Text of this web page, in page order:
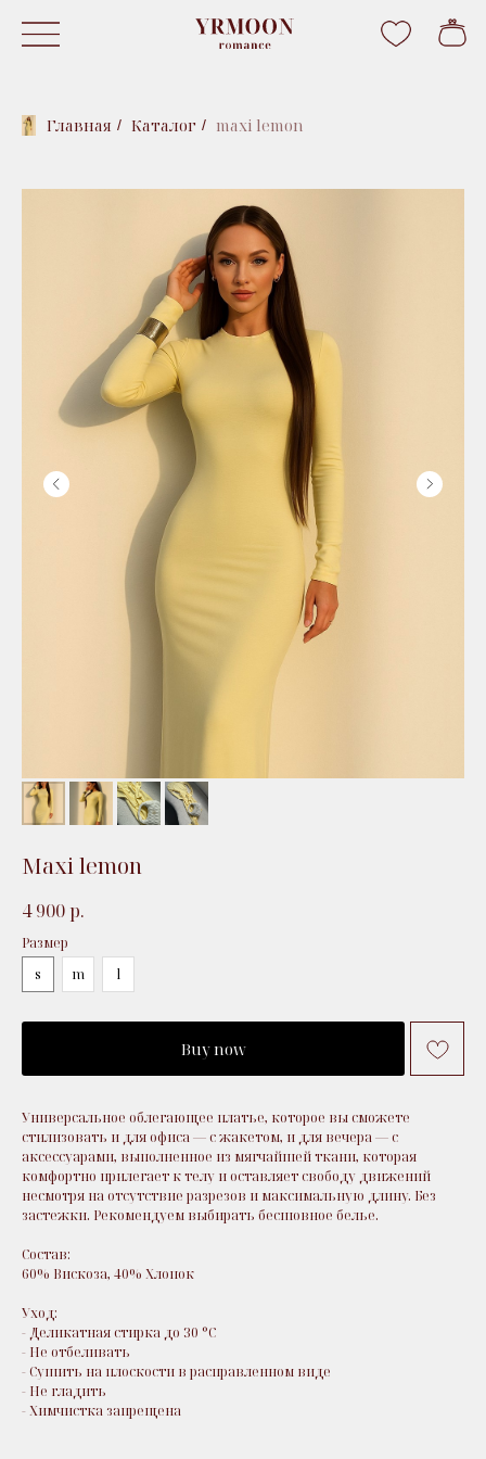
Главная / Каталог / maxi lemon
Maxi lemon
4 900 р.
Размер
s
m l
Buy now
Универсальное облегающее платье, которое вы сможете
стилизовать и для офиса — с жакетом, и для вечера — с
аксессуарами, выполненное из мягчайшей ткани, которая
комфортно прилегает к телу и оставляет свободу движений
несмотря на отсутствие разрезов и максимальную длину. Без
застежки. Рекомендуем выбирать бесшовное белье.
Состав:
60% Вискоза, 40% Хлопок
Уход:
- Деликатная стирка до 30 °C
- Не отбеливать
- Сушить на плоскости в расправленном виде
- Не гладить
- Химчистка запрещена